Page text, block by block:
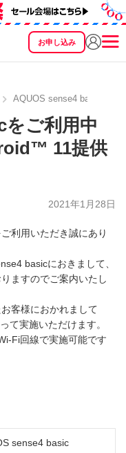
お申し込み
AQUOS sense4 basicをご
ご利用中
11提供
2021年1月28日
利用いただき誠にあり
basicにおきまして、
ますのでご案内いたし
客様におかれまして
て実施いただけます。
Fi回線で実施可能です
sense4 basic